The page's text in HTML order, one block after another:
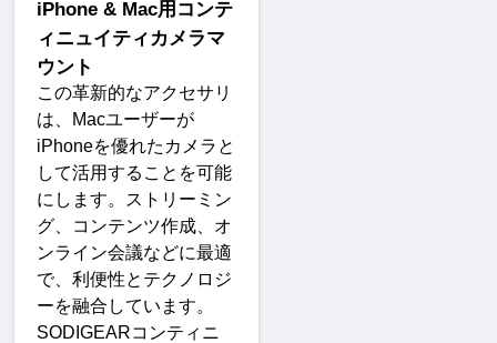
iPhone & Mac用コンテ
ィニュイティカメラマ
ウント
この革新的なアクセサリ
は、
Macユーザーが
iPhoneを優れたカメラと
して活用することを可能
にします。ストリーミン
グ、コンテンツ作成、オ
ンライン会議などに最適
で、利便性とテクノロジ
ーを融合しています。
SODIGEARコンティニ